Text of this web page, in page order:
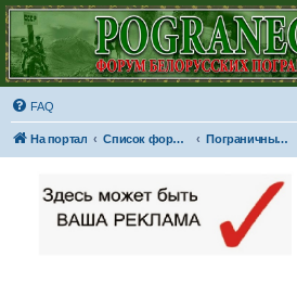
FAQ
На портал Список форумов Пограничные отряды и части